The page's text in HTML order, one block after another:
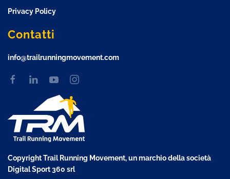
Privacy Policy
Contatti
info@trailrunningmovement.com
Copyright Trail Running Movement, un marchio della società
Digital Sport 360 srl